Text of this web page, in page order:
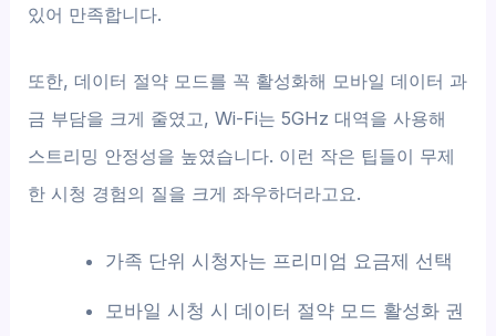
있어 만족합니다.
또한, 데이터 절약 모드를 꼭 활성화해 모바일 데이터 과
금 부담을 크게 줄였고, Wi-Fi는 5GHz 대역을 사용해
스트리밍 안정성을 높였습니다. 이런 작은 팁들이 무제
한 시청 경험의 질을 크게 좌우하더라고요.
가족 단위 시청자는 프리미엄 요금제 선택
모바일 시청 시 데이터 절약 모드 활성화 권